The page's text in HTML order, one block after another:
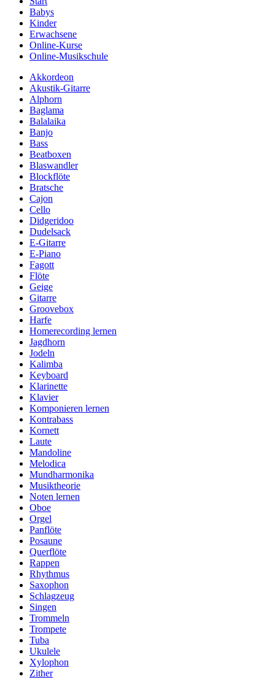
Babys
Kinder
Erwachsene
Online-Kurse
Online-Musikschule
Akkordeon
Akustik-Gitarre
Alphorn
Baglama
Balalaika
Banjo
Bass
Beatboxen
Blaswandler
Blockflöte
Bratsche
Cajon
Cello
Didgeridoo
Dudelsack
E-Gitarre
E-Piano
Fagott
Flöte
Geige
Gitarre
Groovebox
Harfe
Homerecording lernen
Jagdhorn
Jodeln
Kalimba
Keyboard
Klarinette
Klavier
Komponieren lernen
Kontrabass
Kornett
Laute
Mandoline
Melodica
Mundharmonika
Musiktheorie
Noten lernen
Oboe
Orgel
Panflöte
Posaune
Querflöte
Rappen
Rhythmus
Saxophon
Schlagzeug
Singen
Trommeln
Trompete
Tuba
Ukulele
Xylophon
Zither